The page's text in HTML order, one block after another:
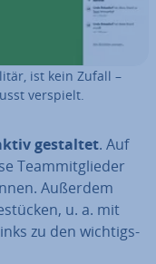
ist kein Zufall –
verspielt.
gestaltet. Auf
Team­mit­glie­der
Außerdem
u. a. mit
zu den wich­tigs­